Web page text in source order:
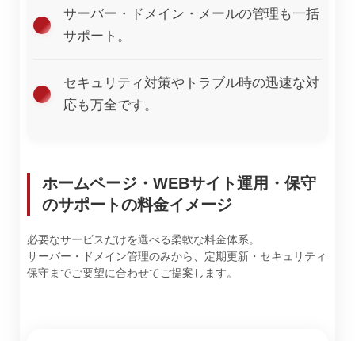
サーバー・ドメイン・メールの管理も一括
サポート。
セキュリティ対策やトラブル時の迅速な対
応も万全です。
ホームページ・WEBサイト運用・保守
のサポートの料金イメージ
必要なサービスだけを選べる柔軟な料金体系。
サーバー・ドメイン管理のみから、定期更新・セキュリティ
保守までご要望に合わせてご提案します。